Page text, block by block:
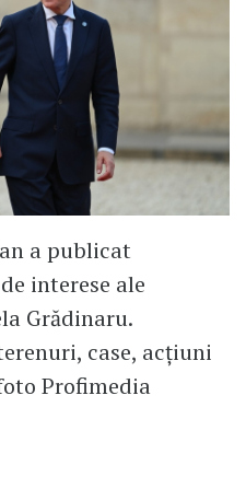
a publicat
interese ale
Grădinaru.
case, acțiuni
Profimedia